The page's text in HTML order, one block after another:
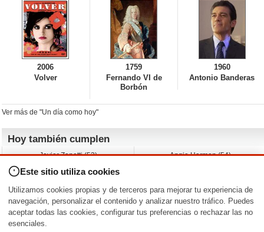
2006
Volver
1759
Fernando VI de
Borbón
1960
Antonio Banderas
Ver más de "Un día como hoy"
Hoy también cumplen
Javier Zanetti (53)
Rosanna Arquette (67)
Joanna García (47)
Ryan Eggold (42)
Angie Harmon (54)
Claudia Christian (61)
Lucas Till (36)
Nacimientos y estrenos en la fecha
Este sitio utiliza cookies
Utilizamos cookies propias y de terceros para mejorar tu experiencia de
navegación, personalizar el contenido y analizar nuestro tráfico. Puedes
aceptar todas las cookies, configurar tus preferencias o rechazar las no
esenciales.